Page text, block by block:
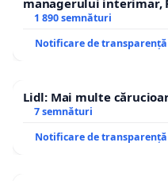
1 890 semnături
Notificare de transparență
Lidl: Mai multe
7 semnături
Notificare de transparență